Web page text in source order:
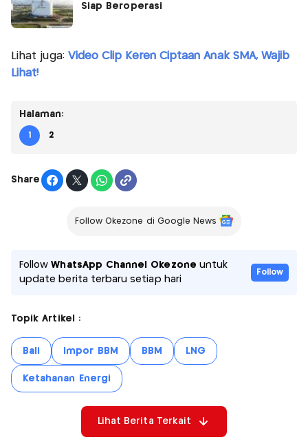
Siap Beroperasi
Lihat juga: Video Clip Keren Ciptaan Anak SMA, Wajib
Lihat!
Halaman:
1 2
Share
Follow Okezone di Google News
FollowWhatsApp Channel Okezone untuk
update berita terbaru setiap hari
Follow
Topik Artikel :
Bali Impor BBM BBM LNG
Ketahanan Energi
Lihat Berita Terkait